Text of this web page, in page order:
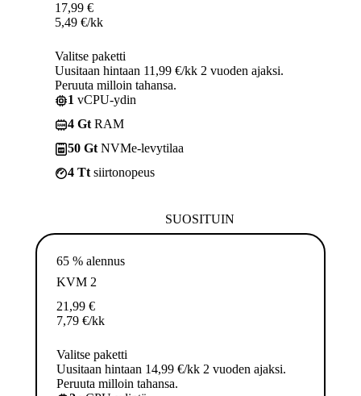
17,99 €
5,49 €/kk
Valitse paketti
Uusitaan hintaan 11,99 €/kk 2 vuoden ajaksi.
Peruuta milloin tahansa.
1 vCPU-ydin
4 Gt RAM
50 Gt NVMe-levytilaa
4 Tt siirtonopeus
SUOSITUIN
65 % alennus
KVM 2
21,99 €
7,79 €/kk
Valitse paketti
Uusitaan hintaan 14,99 €/kk 2 vuoden ajaksi.
Peruuta milloin tahansa.